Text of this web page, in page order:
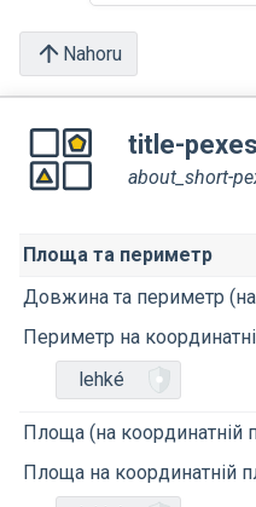
Nahoru
title-
about_short-
Площа та периметр
Довжина та периметр
Периметр на
lehké
Площа (на координатній
Площа на координатній